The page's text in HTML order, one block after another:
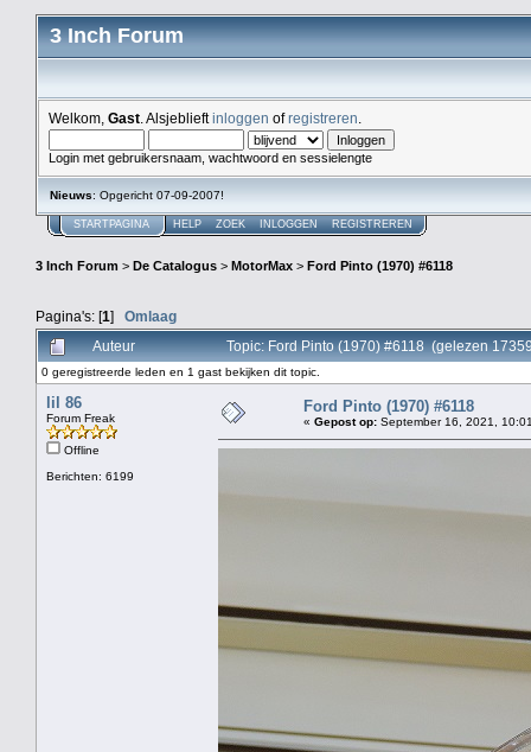
3 Inch Forum
Welkom, Gast . Alsjeblieftinloggen ofregistreren
Login met gebruikersnaam, wachtwoord en sessielengte
Nieuws: Opgericht 07-09-2007!
STARTPAGINA HELP ZOEK INLOGGEN REGISTREREN
3 Inch Forum > De Catalogus > MotorMax > Ford Pinto (1970) #6118
Pagina's: [1] Omlaag
Auteur
Topic: Ford Pinto (1970) #6118 (gelezen
0 geregistreerde leden en 1 gast bekijken dit topic.
lil 86
Forum Freak
Offline
Berichten: 6199
Ford Pinto (1970) #6118
« Gepost op: September 16, 2021,